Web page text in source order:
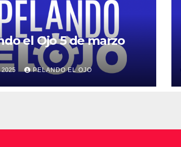
el Ojo 5 de marzo
2025 PELANDO EL OJO